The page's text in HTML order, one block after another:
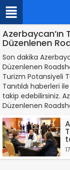
Azerbaycan’ın
Düzenlenen
Son dakika
Düzenlenen
Turizm Potansiyeli
Tanıtıldı haberleri
takip edebilirsiniz.
Düzenlenen